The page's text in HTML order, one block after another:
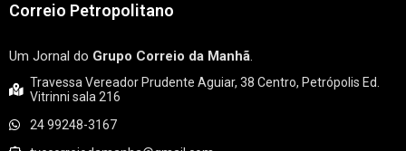
Correio Petropolitano
Um Jornal do Grupo Correio da Manhã.
Travessa Vereador Prudente Aguiar, 38 Centro, Petrópolis Ed.
Vitrinni sala 216
24 99248-3167